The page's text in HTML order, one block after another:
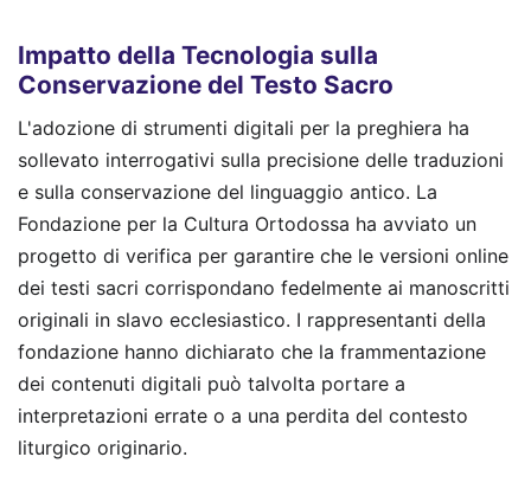
Impatto della Tecnologia sulla
Conservazione del Testo Sacro
L'adozione di strumenti digitali per la preghiera ha
sollevato interrogativi sulla precisione delle traduzioni
e sulla conservazione del linguaggio antico. La
Fondazione per la Cultura Ortodossa ha avviato un
progetto di verifica per garantire che le versioni online
dei testi sacri corrispondano fedelmente ai manoscritti
originali in slavo ecclesiastico. I rappresentanti della
fondazione hanno dichiarato che la frammentazione
dei contenuti digitali può talvolta portare a
interpretazioni errate o a una perdita del contesto
liturgico originario.